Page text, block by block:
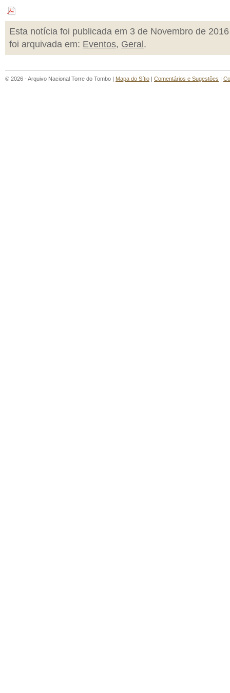
Esta notícia foi publicada em 3 de Novembro de
foi arquivada em: Eventos, Geral .
© 2026 - Arquivo Nacional Torre do Tombo | Mapa do Sítio | Comentários e Sugestões |